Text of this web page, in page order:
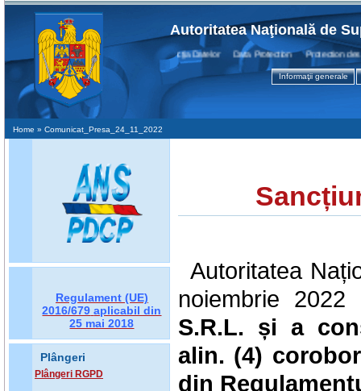
Autoritatea Naţională de
Protecţia Datelor Data Protection Protection des
Informaţii generale
Home » Comunicat_Presa_24_11_2022
Regulament (UE)
2016/679 aplicabil din
25 mai 2018
Plângeri
Plângeri RGPD
Autoritatea
noiembrie
S.R.L.
și a
alin. (4)
din